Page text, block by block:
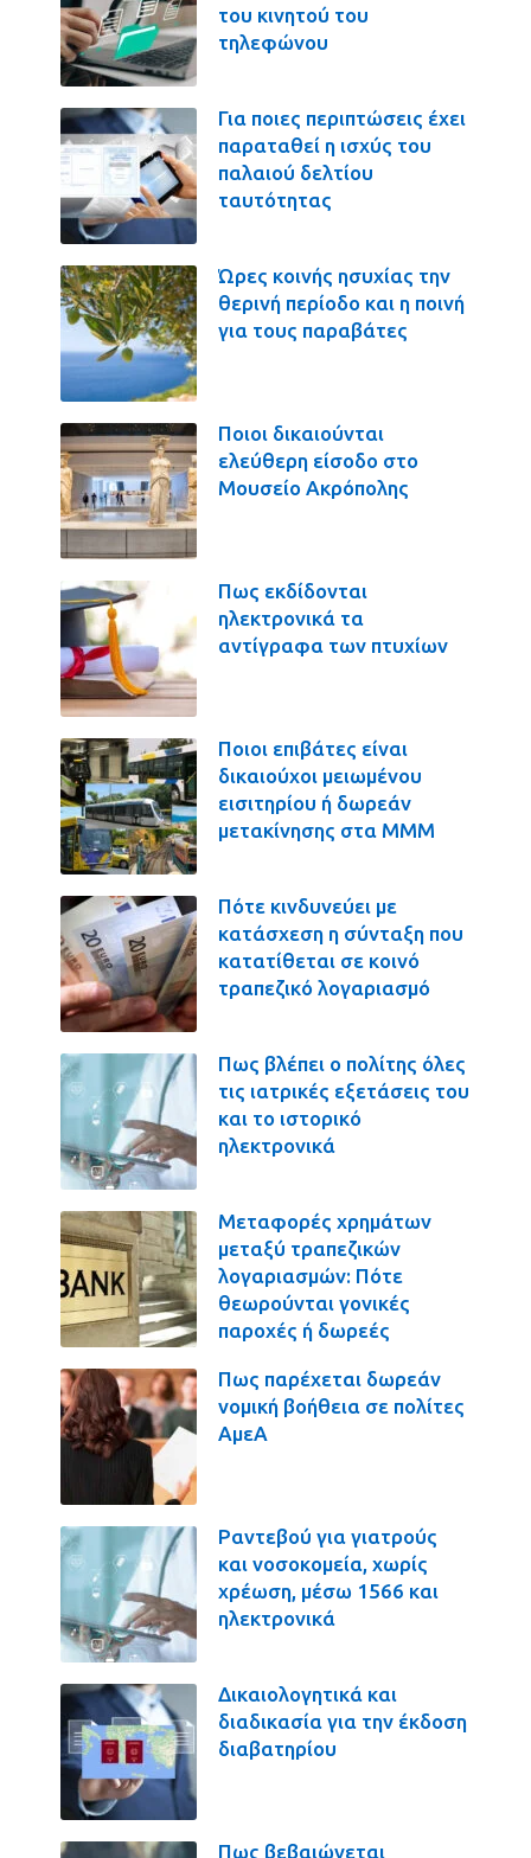
του κινητού του
τηλεφώνου
Για ποιες περιπτώσεις έχει
παραταθεί η ισχύς του
παλαιού δελτίου
ταυτότητας
Ώρες κοινής ησυχίας την
θερινή περίοδο και η ποινή
για τους παραβάτες
Ποιοι δικαιούνται
ελεύθερη είσοδο στο
Μουσείο Ακρόπολης
Πως εκδίδονται
ηλεκτρονικά τα
αντίγραφα των πτυχίων
Ποιοι επιβάτες είναι
δικαιούχοι μειωμένου
εισιτηρίου ή δωρεάν
μετακίνησης στα ΜΜΜ
Πότε κινδυνεύει με
κατάσχεση η σύνταξη που
κατατίθεται σε κοινό
τραπεζικό λογαριασμό
Πως βλέπει ο πολίτης όλες
τις ιατρικές εξετάσεις του
και το ιστορικό
ηλεκτρονικά
Μεταφορές χρημάτων
μεταξύ τραπεζικών
λογαριασμών: Πότε
θεωρούνται γονικές
παροχές ή δωρεές
Πως παρέχεται δωρεάν
νομική βοήθεια σε πολίτες
ΑμεΑ
Ραντεβού για γιατρούς
και νοσοκομεία, χωρίς
χρέωση, μέσω 1566 και
ηλεκτρονικά
Δικαιολογητικά και
διαδικασία για την έκδοση
διαβατηρίου
Πως βεβαιώνεται